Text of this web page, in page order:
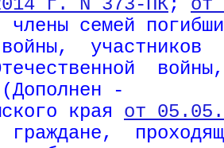
г. N 373-ПК; от
семей
участников
-
края от
граждане,